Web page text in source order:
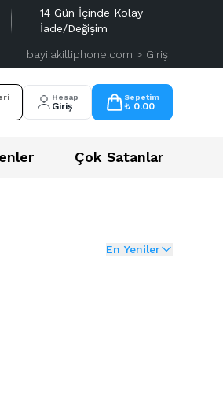
14 Gün İçinde Kolay
İade/Değişim
bayi.akilliphone.com > Giriş
Hesap
Giriş
Sepetim
₺ 0.00
Çok Satanlar
En Yeniler